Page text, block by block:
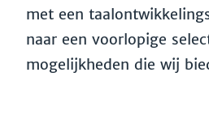
met een
naar een voorlopige
mogelijkheden die wij